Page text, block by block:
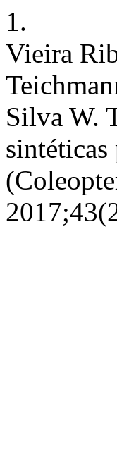
1.
Vieira
Silva W.